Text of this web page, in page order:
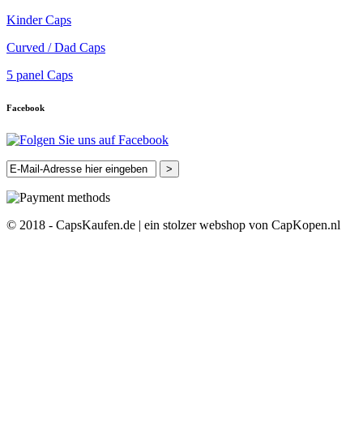
Kinder Caps
Curved / Dad Caps
5 panel Caps
Facebook
>
© 2018 - CapsKaufen.de | ein stolzer webshop von CapKopen.nl